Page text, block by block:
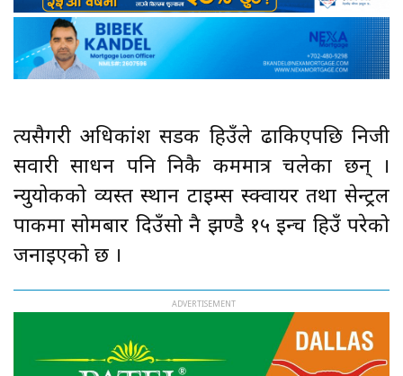
त्यसैगरी अधिकांश सडक हिउँले ढाकिएपछि निजी
सवारी साधन पनि निकै कममात्र चलेका छन् ।
न्युयोर्कको व्यस्त स्थान टाइम्स स्क्वायर तथा सेन्ट्रल
पार्कमा सोमबार दिउँसो नै झण्डै १५ इन्च हिउँ परेको
जनाइएको छ ।